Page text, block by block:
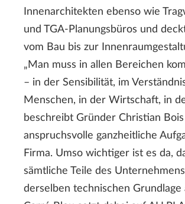
Innenarchitekten ebenso wie
und TGA-Planungsbüros und
vom Bau bis zur
„Man muss in allen Bereichen
– in der Sensibilität, im
Menschen, in der Wirtschaft, in
beschreibt Gründer Christian
anspruchsvolle ganzheitliche
Firma. Umso wichtiger ist es da,
sämtliche Teile des
derselben technischen Grundlage